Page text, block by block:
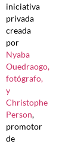
iniciativa
privada
creada
por
Nyaba
Ouedraogo,
fotógrafo,
y
Christophe
Person,
promotor
de